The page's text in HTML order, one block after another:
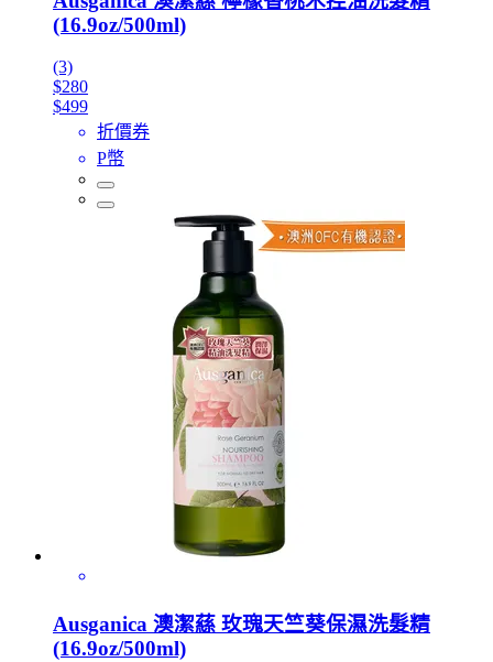
(16.9oz/500ml)
(3)
$280
$499
折價券
P幣
Ausganica 澳潔蕬 玫瑰天竺葵保濕洗髮精
(16.9oz/500ml)